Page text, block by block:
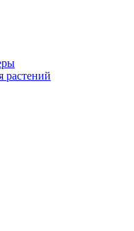
растений